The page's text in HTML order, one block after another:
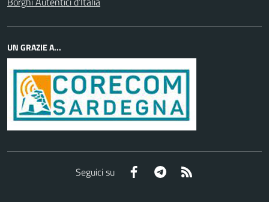
UN GRAZIE A...
Seguici su Facebook Telegram